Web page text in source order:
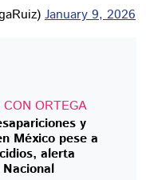
January 9, 2026
ORTEGA
y
México pese a
alerta